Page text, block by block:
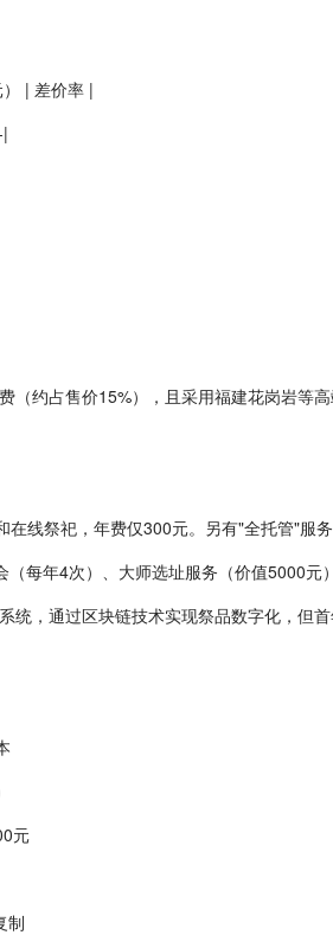
） | 差价率 |
约占售价15%），且采用福建花岗岩等
线祭祀，年费仅300元。另有"全托管"服
每年4次）、大师选址服务（价值5000
，通过区块链技术实现祭品数字化，但
元
制